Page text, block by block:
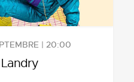
| 20:00